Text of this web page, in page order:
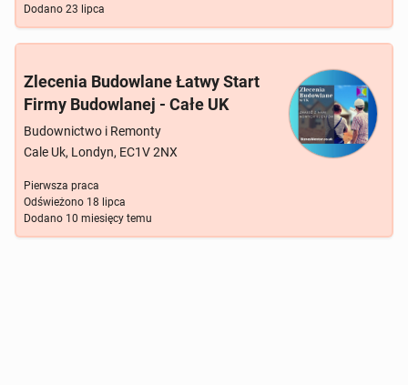
Dodano 23 lipca
Zlecenia Budowlane Łatwy Start
Firmy Budowlanej - Całe UK
Budownictwo i Remonty
Cale Uk, Londyn, EC1V 2NX
Pierwsza praca
Odświeżono 18 lipca
Dodano 10 miesięcy temu